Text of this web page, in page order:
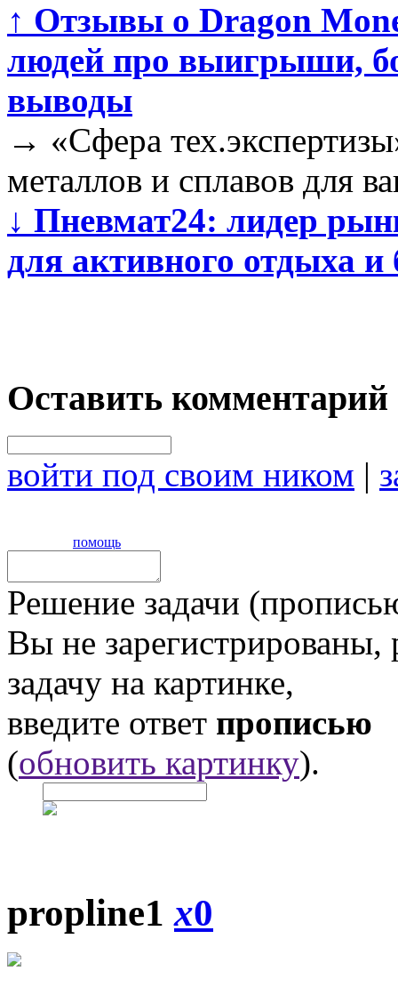
↑ Отзывы о Dragon
людей про выигрыши,
выводы
→ «Сфера
металлов и сплавов для
↓ Пневмат24: лидер
для активного отдыха и
Оставить комментарий
войти под своим ником |
помощь
Решение задачи
Вы не
задачу на картинке,
введите ответ прописью
(обновить картинку).
propline1x0